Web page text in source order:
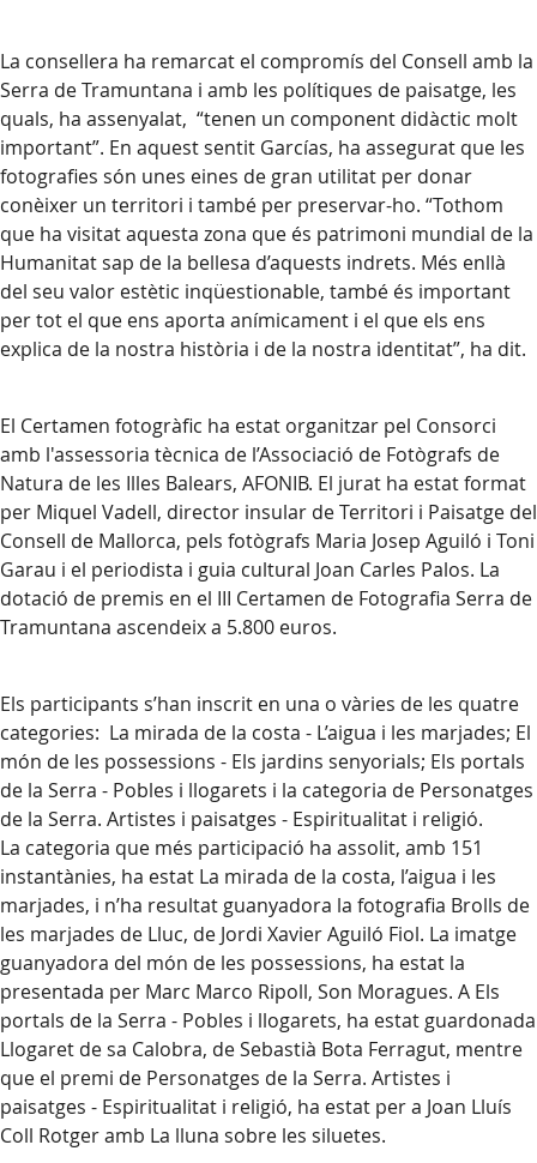
La consellera ha remarcat el compromís del Consell amb la
Serra de Tramuntana i amb les polítiques de paisatge, les
quals, ha assenyalat, “tenen un component didàctic molt
important”. En aquest sentit Garcías, ha assegurat que les
fotografies són unes eines de gran utilitat per donar
conèixer un territori i també per preservar-ho. “Tothom
que ha visitat aquesta zona que és patrimoni mundial de la
Humanitat sap de la bellesa d’aquests indrets. Més enllà
del seu valor estètic inqüestionable, també és important
per tot el que ens aporta anímicament i el que els ens
explica de la nostra història i de la nostra identitat”, ha dit.
El Certamen fotogràfic ha estat organitzar pel Consorci
amb l'assessoria tècnica de l’Associació de Fotògrafs de
Natura de les Illes Balears, AFONIB. El jurat ha estat format
per Miquel Vadell, director insular de Territori i Paisatge del
Consell de Mallorca, pels fotògrafs Maria Josep Aguiló i Toni
Garau i el periodista i guia cultural Joan Carles Palos. La
dotació de premis en el III Certamen de Fotografia Serra de
Tramuntana ascendeix a 5.800 euros.
Els participants s’han inscrit en una o vàries de les quatre
categories: La mirada de la costa - L’aigua i les marjades; El
món de les possessions - Els jardins senyorials; Els portals
de la Serra - Pobles i llogarets i la categoria de Personatges
de la Serra. Artistes i paisatges - Espiritualitat i religió.
La categoria que més participació ha assolit, amb 151
instantànies, ha estat La mirada de la costa, l’aigua i les
marjades, i n’ha resultat guanyadora la fotografia Brolls de
les marjades de Lluc, de Jordi Xavier Aguiló Fiol. La imatge
guanyadora del món de les possessions, ha estat la
presentada per Marc Marco Ripoll, Son Moragues. A Els
portals de la Serra - Pobles i llogarets, ha estat guardonada
Llogaret de sa Calobra, de Sebastià Bota Ferragut, mentre
que el premi de Personatges de la Serra. Artistes i
paisatges - Espiritualitat i religió, ha estat per a Joan Lluís
Coll Rotger amb La lluna sobre les siluetes.